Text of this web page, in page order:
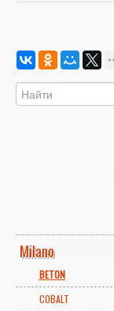
Milano
BETON
COBALT